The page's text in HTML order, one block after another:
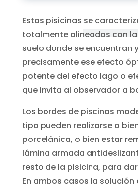
Estas pisicinas se
totalmente alineadas con
suelo donde se encuentran
precisamente ese efecto
potente del efecto lago o
que invita al observador a
Los bordes de piscinas
tipo pueden realizarse o
porcelánica, o bien estar
lámina armada
resto de la pisicina, para
En ambos casos la solución